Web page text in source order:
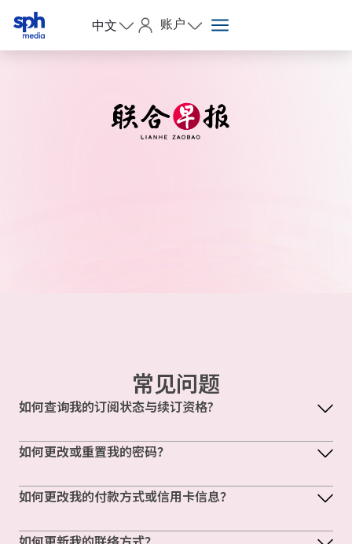
中文 账户
常见问题
如何查询我的订阅状态与续订资格?
如何更改或重置我的密码？
如何更改我的付款方式或信用卡信息？